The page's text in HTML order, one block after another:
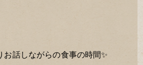
お話しながらの食事の時間✨